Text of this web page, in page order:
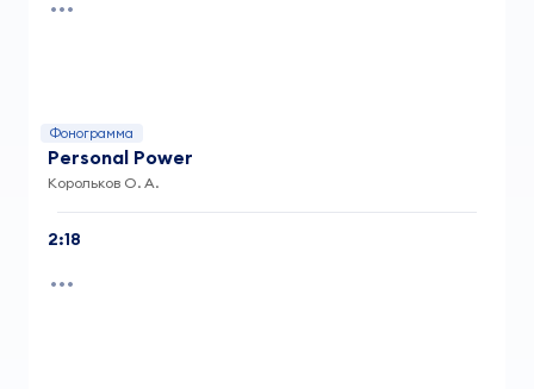
Фонограмма
Personal Power
Корольков О. А.
2:18